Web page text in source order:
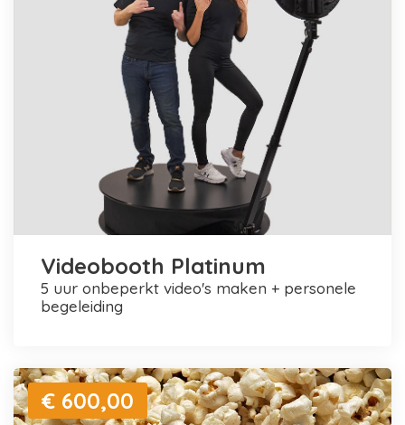
Videobooth Platinum
5 uur onbeperkt video's maken + personele
begeleiding
€ 600,00